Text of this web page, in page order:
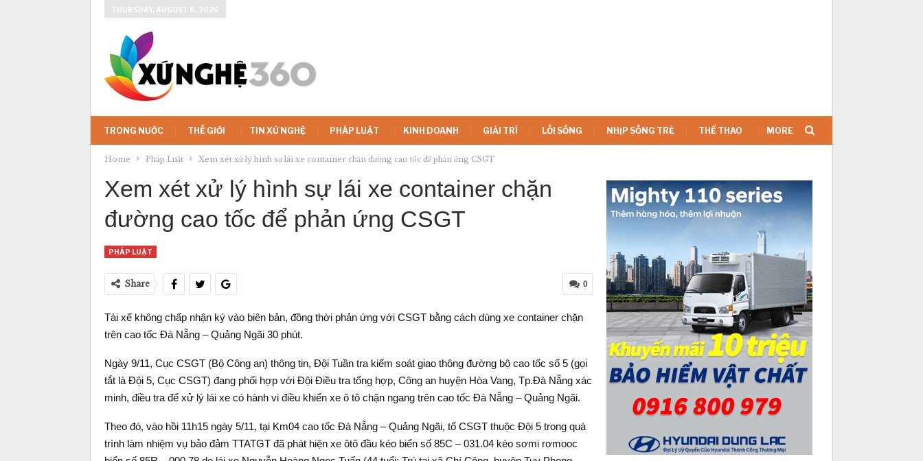
THURSDAY, AUGUST 6, 2026
TRONG NƯỚC THẾ GIỚI TIN XỨ NGHỆ PHÁP LUẬT KINH DOANH GIẢI TRÍ LỐI SỐNG NHỊP SỐNG TRẺ THỂ THAO MORE
Home Pháp Luật Xem xét xử lý hình sự lái xe container chặn đường cao tốc để phản ứng CSGT
Xem xét xử lý hình sự lái xe container chặn
đường cao tốc để phản ứng CSGT
PHÁP LUẬT
0
Share
Tài xế không chấp nhận ký vào biên bản, đồng thời phản ứng với CSGT bằng cách dùng xe container chặn
trên cao tốc Đà Nẵng – Quảng Ngãi 30 phút.
Ngày 9/11, Cục CSGT (Bộ Công an) thông tin, Đội Tuần tra kiểm soát giao thông đường bộ cao tốc số 5 (gọi
tắt là Đội 5, Cục CSGT) đang phối hợp với Đội Điều tra tổng hợp, Công an huyện Hòa Vang, Tp.Đà Nẵng xác
minh, điều tra để xử lý lái xe có hành vi điều khiển xe ô tô chặn ngang trên cao tốc Đà Nẵng – Quảng Ngãi.
Theo đó, vào hồi 11h15 ngày 5/11, tại Km04 cao tốc Đà Nẵng – Quảng Ngãi, tổ CSGT thuộc Đội 5 trong quá
trình làm nhiệm vụ bảo đảm TTATGT đã phát hiện xe ôtô đầu kéo biển số 85C – 031.04 kéo sơmi rơmooc